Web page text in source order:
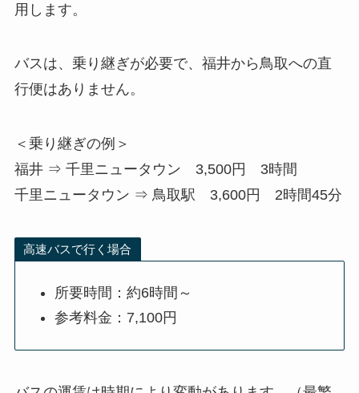
用します。
バスは、乗り継ぎが必要で、福井から鳥取への直
行便はありません。
＜乗り継ぎの例＞
福井 ⇒ 千里ニュータウン 3,500円 3時間
千里ニュータウン ⇒ 鳥取駅 3,600円 2時間45分
高速バスで行く場合
所要時間：約6時間～
参考料金：7,100円